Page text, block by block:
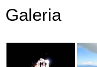
Galeria